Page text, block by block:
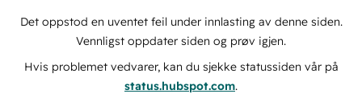
Det oppstod en uventet feil under innlasting av denne siden.
Vennligst oppdater siden og prøv igjen.
Hvis problemet vedvarer, kan du sjekke statussiden vår på
status.hubspot.com.